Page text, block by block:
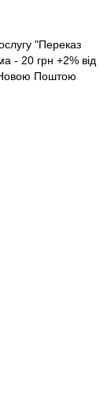
"Переказ
- 20 грн +2% від
Новою Поштою